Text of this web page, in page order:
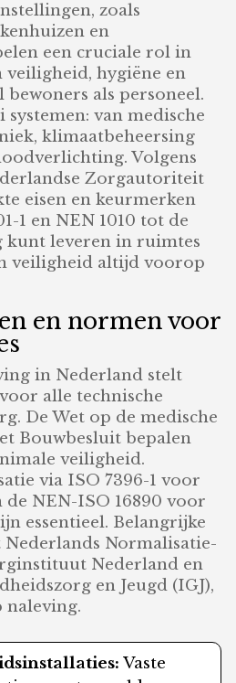
zoals
en
een cruciale rol in
veiligheid, hygiëne en
als personeel.
van medische
klimaatbeheersing
Volgens
Zorgautoriteit
eisen en keurmerken
1 en NEN 1010 tot de
kunt leveren in ruimtes
veiligheid altijd voorop
en normen voor
in Nederland stelt
alle technische
De Wet op de medische
Bouwbesluit bepalen
veiligheid.
via ISO 7396-1 voor
de NEN-ISO 16890 voor
essentieel. Belangrijke
Nederlands Normalisatie-
Nederland en
en Jeugd (IGJ),
naleving.
Vaste